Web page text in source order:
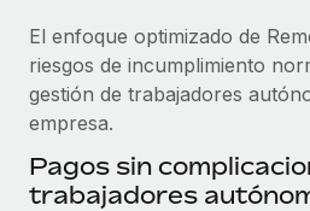
El enfoque optimizado de
riesgos de incumplimiento
gestión de trabajadores
empresa.
Pagos sin
trabajadores